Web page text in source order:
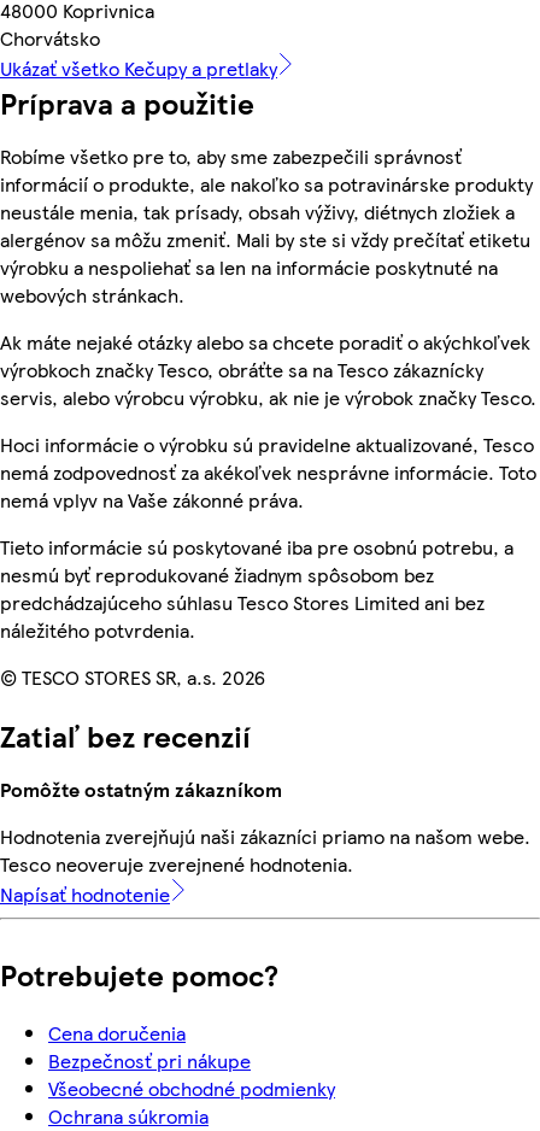
48000 Koprivnica
Chorvátsko
Ukázať všetko Kečupy a pretlaky
Príprava a použitie
Robíme všetko pre to, aby sme zabezpečili správnosť
informácií o produkte, ale nakoľko sa potravinárske produkty
neustále menia, tak prísady, obsah výživy, diétnych zložiek a
alergénov sa môžu zmeniť. Mali by ste si vždy prečítať etiketu
výrobku a nespoliehať sa len na informácie poskytnuté na
webových stránkach.
Ak máte nejaké otázky alebo sa chcete poradiť o akýchkoľvek
výrobkoch značky Tesco, obráťte sa na Tesco zákaznícky
servis, alebo výrobcu výrobku, ak nie je výrobok značky Tesco.
Hoci informácie o výrobku sú pravidelne aktualizované, Tesco
nemá zodpovednosť za akékoľvek nesprávne informácie. Toto
nemá vplyv na Vaše zákonné práva.
Tieto informácie sú poskytované iba pre osobnú potrebu, a
nesmú byť reprodukované žiadnym spôsobom bez
predchádzajúceho súhlasu Tesco Stores Limited ani bez
náležitého potvrdenia.
© TESCO STORES SR, a.s. 2026
Zatiaľ bez recenzií
Pomôžte ostatným zákazníkom
Hodnotenia zverejňujú naši zákazníci priamo na našom webe.
Tesco neoveruje zverejnené hodnotenia.
Napísať hodnotenie
Potrebujete pomoc?
Cena doručenia
Bezpečnosť pri nákupe
Všeobecné obchodné podmienky
Ochrana súkromia